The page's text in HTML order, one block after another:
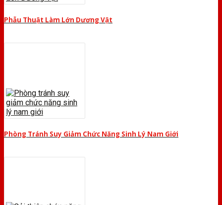
Phẫu Thuật Làm Lớn Dương Vật
Phòng Tránh Suy Giảm Chức Năng Sinh Lý Nam Giới